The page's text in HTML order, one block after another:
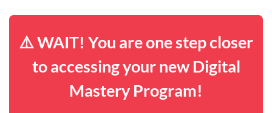
⚠️ WAIT! You are one step closer
to accessing your new Digital
Mastery Program!